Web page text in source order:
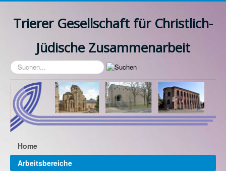
Trierer Gesellschaft für Christlich-
Jüdische Zusammenarbeit
Suchen...
Home
Arbeitsbereiche